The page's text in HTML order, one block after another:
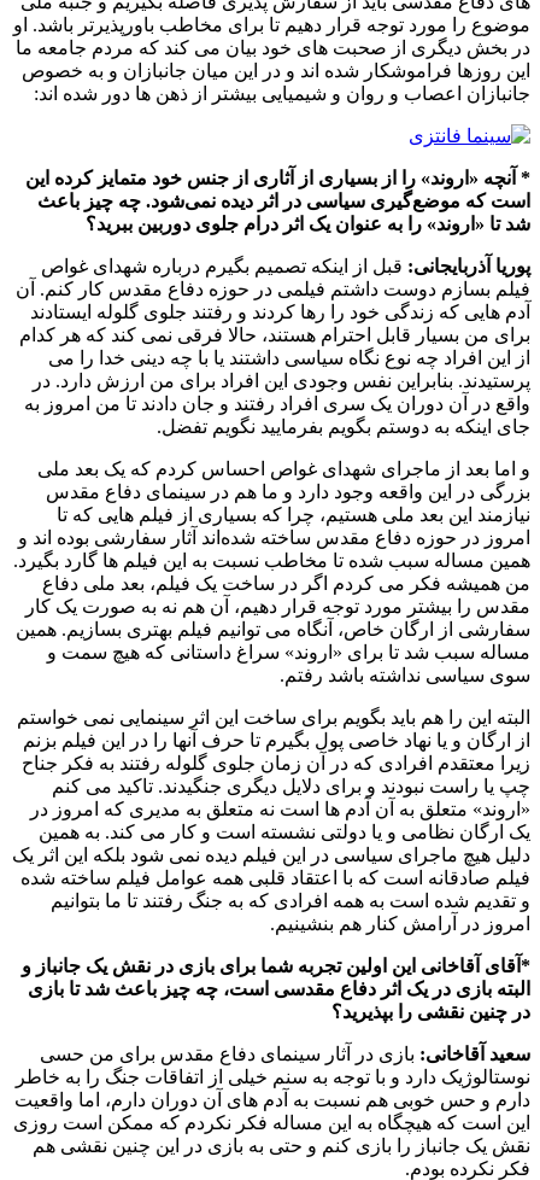
موضوع را مورد توجه قرار دهیم تا برای مخاطب باورپذیرتر باشد. او
در بخش دیگری از صحبت های خود بیان می کند که مردم جامعه ما
این روزها فراموشکار شده اند و در این میان جانبازان و به خصوص
جانبازان اعصاب و روان و شیمیایی بیشتر از ذهن ها دور شده اند:
* آنچه «اروند» را از بسیاری از آثاری از جنس خود متمایز کرده این
است که موضع‌گیری سیاسی در اثر دیده نمی‌شود. چه چیز باعث
شد تا «اروند» را به عنوان یک اثر درام جلوی دوربین ببرید؟
پوریا آذربایجانی: قبل از اینکه تصمیم بگیرم درباره شهدای غواص
فیلم بسازم دوست داشتم فیلمی در حوزه دفاع مقدس کار کنم. آن
آدم هایی که زندگی خود را رها کردند و رفتند جلوی گلوله ایستادند
برای من بسیار قابل احترام هستند، حالا فرقی نمی کند که هر کدام
از این افراد چه نوع نگاه سیاسی داشتند یا با چه دینی خدا را می
پرستیدند. بنابراین نفس وجودی این افراد برای من ارزش دارد. در
واقع در آن دوران یک سری افراد رفتند و جان دادند تا من امروز به
جای اینکه به دوستم بگویم بفرمایید نگویم تفضل.
و اما بعد از ماجرای شهدای غواص احساس کردم که یک بعد ملی
بزرگی در این واقعه وجود دارد و ما هم در سینمای دفاع مقدس
نیازمند این بعد ملی هستیم، چرا که بسیاری از فیلم هایی که تا
امروز در حوزه دفاع مقدس ساخته شده‌اند آثار سفارشی بوده اند و
همین مساله سبب شده تا مخاطب نسبت به این فیلم ها گارد بگیرد.
من همیشه فکر می کردم اگر در ساخت یک فیلم، بعد ملی دفاع
مقدس را بیشتر مورد توجه قرار دهیم، آن هم نه به صورت یک کار
سفارشی از ارگان خاص، آنگاه می توانیم فیلم بهتری بسازیم. همین
مساله سبب شد تا برای «اروند» سراغ داستانی که هیچ سمت و
سوی سیاسی نداشته باشد رفتم.
البته این را هم باید بگویم برای ساخت این اثر سینمایی نمی خواستم
از ارگان و یا نهاد خاصی پول بگیرم تا حرف آنها را در این فیلم بزنم
زیرا معتقدم افرادی که در آن زمان جلوی گلوله رفتند به فکر جناح
چپ یا راست نبودند و برای دلایل دیگری جنگیدند. تاکید می کنم
«اروند» متعلق به آن آدم ها است نه متعلق به مدیری که امروز در
یک ارگان نظامی و یا دولتی نشسته است و کار می کند. به همین
دلیل هیچ ماجرای سیاسی در این فیلم دیده نمی شود بلکه این اثر یک
فیلم صادقانه است که با اعتقاد قلبی همه عوامل فیلم ساخته شده
و تقدیم شده است به همه افرادی که به جنگ رفتند تا ما بتوانیم
امروز در آرامش کنار هم بنشینیم.
*آقای آقاخانی این اولین تجربه شما برای بازی در نقش یک جانباز و
البته بازی در یک اثر دفاع مقدسی است، چه چیز باعث شد تا بازی
در چنین نقشی را بپذیرید؟
سعید آقاخانی: بازی در آثار سینمای دفاع مقدس برای من حسی
نوستالوژیک دارد و با توجه به سنم خیلی از اتفاقات جنگ را به خاطر
دارم و حس خوبی هم نسبت به آدم های آن دوران دارم، اما واقعیت
این است که هیچگاه به این مساله فکر نکردم که ممکن است روزی
نقش یک جانباز را بازی کنم و حتی به بازی در این چنین نقشی هم
فکر نکرده بودم.